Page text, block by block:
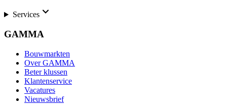
Services
GAMMA
Bouwmarkten
Over GAMMA
Beter klussen
Klantenservice
Vacatures
Nieuwsbrief